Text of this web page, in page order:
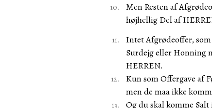
Men Resten af
højhellig Del af
Intet Afgrødeoffer,
Surdejg eller Honning
HERREN.
Kun som Offergave af
men de maa ikke
Og du skal komme